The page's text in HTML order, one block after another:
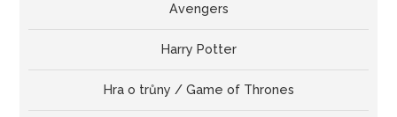
Avengers
Harry Potter
Hra o trůny / Game of Thrones